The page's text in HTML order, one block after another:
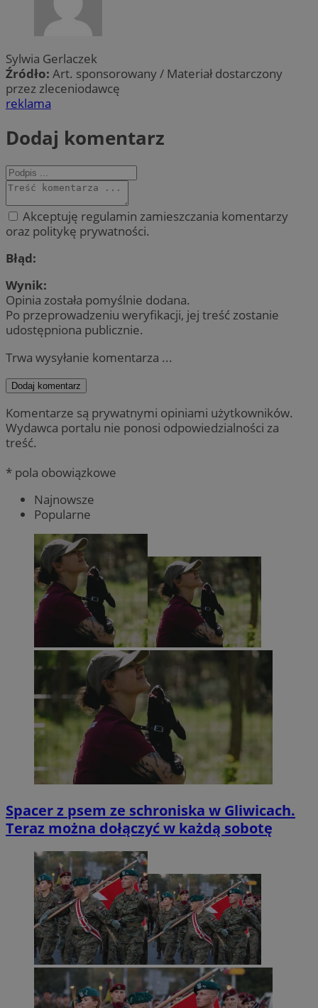
Sylwia Gerlaczek
Źródło: Art. sponsorowany / Materiał dostarczony
przez zleceniodawcę
reklama
Dodaj komentarz
Akceptuję regulamin zamieszczania komentarzy
oraz politykę prywatności.
Błąd:
Wynik:
Opinia została pomyślnie dodana.
Po przeprowadzeniu weryfikacji, jej treść zostanie
udostępniona publicznie.
Trwa wysyłanie komentarza ...
Dodaj komentarz
Komentarze są prywatnymi opiniami użytkowników.
Wydawca portalu nie ponosi odpowiedzialności za
treść.
* pola obowiązkowe
Najnowsze
Popularne
Spacer z psem ze schroniska w Gliwicach.
Teraz można dołączyć w każdą sobotę